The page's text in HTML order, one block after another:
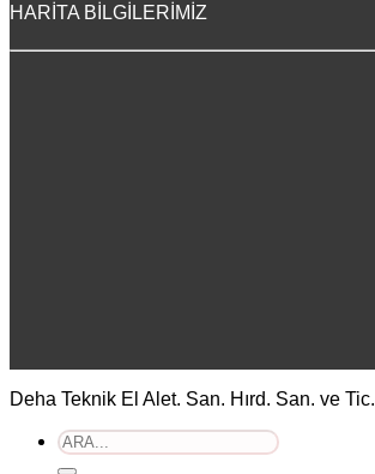
HARİTA BİLGİLERİMİZ
Deha Teknik El Alet. San. Hırd. San. ve Tic.
Ara: